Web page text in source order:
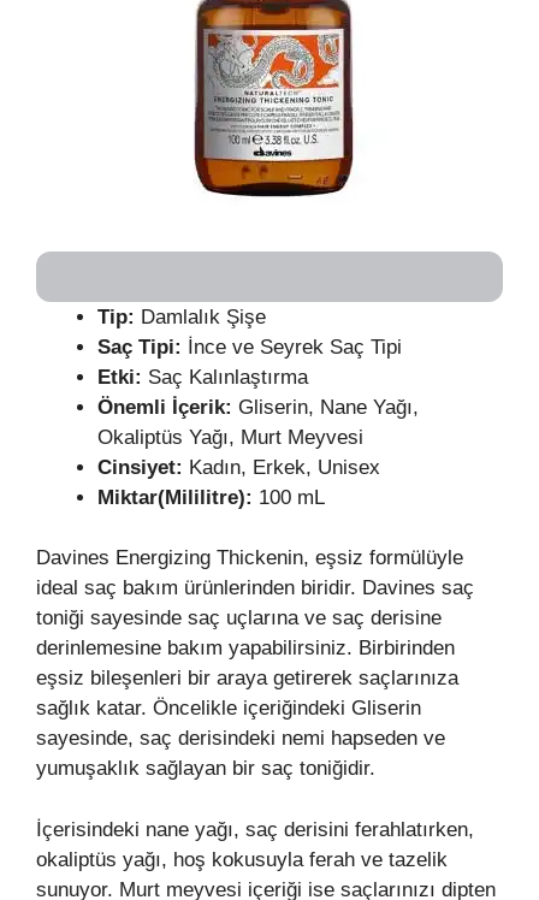
Tip: Damlalık Şişe
Saç Tipi: İnce ve Seyrek Saç Tipi
Etki: Saç Kalınlaştırma
Önemli İçerik: Gliserin, Nane Yağı,
Okaliptüs Yağı, Murt Meyvesi
Cinsiyet: Kadın, Erkek, Unisex
Miktar(Mililitre): 100 mL
Davines Energizing Thickenin, eşsiz formülüyle
ideal saç bakım ürünlerinden biridir. Davines saç
toniği sayesinde saç uçlarına ve saç derisine
derinlemesine bakım yapabilirsiniz. Birbirinden
eşsiz bileşenleri bir araya getirerek saçlarınıza
sağlık katar. Öncelikle içeriğindeki Gliserin
sayesinde, saç derisindeki nemi hapseden ve
yumuşaklık sağlayan bir saç toniğidir.
İçerisindeki nane yağı, saç derisini ferahlatırken,
okaliptüs yağı, hoş kokusuyla ferah ve tazelik
sunuyor. Murt meyvesi içeriği ise saçlarınızı dipten